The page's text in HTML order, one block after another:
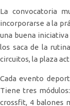
La convocatoria
incorporarse a la
una buena
los saca de la
circuitos, la plaza
Cada evento
Tiene tres
crossfit, 4 balones